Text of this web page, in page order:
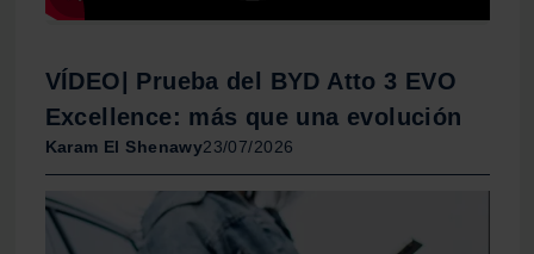
VÍDEO| Prueba del BYD Atto 3 EVO
Excellence: más que una evolución
Karam El Shenawy23/07/2026